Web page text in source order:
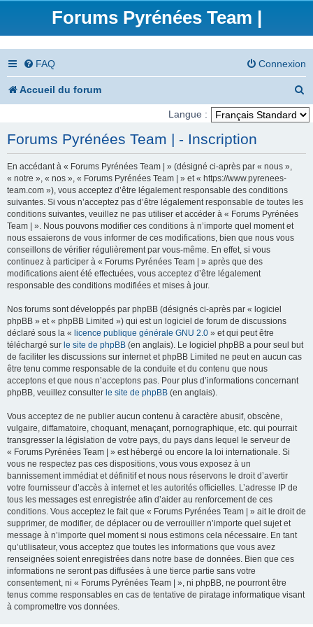
Forums Pyrénées Team |
FAQ Connexion
Accueil du forum
e
h
Langue :
Forums Pyrénées Team | - Inscription
En accédant à « Forums Pyrénées Team | » (désigné ci-après par « nous »,
« notre », « nos », « Forums Pyrénées Team | » et « https://www.pyrenees-
team.com »), vous acceptez d’être légalement responsable des conditions
suivantes. Si vous n’acceptez pas d’être légalement responsable de toutes les
conditions suivantes, veuillez ne pas utiliser et accéder à « Forums Pyrénées
Team | ». Nous pouvons modifier ces conditions à n’importe quel moment et
nous essaierons de vous informer de ces modifications, bien que nous vous
conseillons de vérifier régulièrement par vous-même. En effet, si vous
continuez à participer à « Forums Pyrénées Team | » après que des
modifications aient été effectuées, vous acceptez d’être légalement
responsable des conditions modifiées et mises à jour.
Nos forums sont développés par phpBB (désignés ci-après par « logiciel
phpBB » et « phpBB Limited ») qui est un logiciel de forum de discussions
déclaré sous la « licence publique générale GNU 2.0 » et qui peut être
téléchargé sur le site de phpBB (en anglais). Le logiciel phpBB a pour seul but
de faciliter les discussions sur internet et phpBB Limited ne peut en aucun cas
être tenu comme responsable de la conduite et du contenu que nous
acceptons et que nous n’acceptons pas. Pour plus d’informations concernant
phpBB, veuillez consulter le site de phpBB (en anglais).
Vous acceptez de ne publier aucun contenu à caractère abusif, obscène,
vulgaire, diffamatoire, choquant, menaçant, pornographique, etc. qui pourrait
transgresser la législation de votre pays, du pays dans lequel le serveur de
« Forums Pyrénées Team | » est hébergé ou encore la loi internationale. Si
vous ne respectez pas ces dispositions, vous vous exposez à un
bannissement immédiat et définitif et nous nous réservons le droit d’avertir
votre fournisseur d’accès à internet et les autorités officielles. L’adresse IP de
tous les messages est enregistrée afin d’aider au renforcement de ces
conditions. Vous acceptez le fait que « Forums Pyrénées Team | » ait le droit de
supprimer, de modifier, de déplacer ou de verrouiller n’importe quel sujet et
message à n’importe quel moment si nous estimons cela nécessaire. En tant
qu’utilisateur, vous acceptez que toutes les informations que vous avez
renseignées soient enregistrées dans notre base de données. Bien que ces
informations ne seront pas diffusées à une tierce partie sans votre
consentement, ni « Forums Pyrénées Team | », ni phpBB, ne pourront être
tenus comme responsables en cas de tentative de piratage informatique visant
à compromettre vos données.